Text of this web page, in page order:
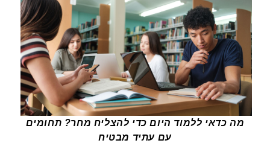
מה כדאי ללמוד היום כדי להצליח מחר? תחומים
עם עתיד מבטיח